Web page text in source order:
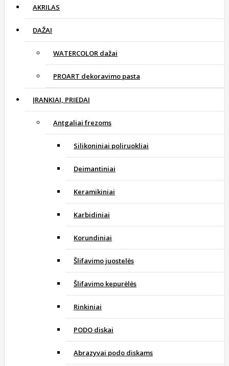
AKRILAS
DAŽAI
WATERCOLOR dažai
PROART dekoravimo pasta
ĮRANKIAI, PRIEDAI
Antgaliai frezoms
Silikoniniai poliruokliai
Deimantiniai
Keramikiniai
Karbidiniai
Korundiniai
Šlifavimo juostelės
Šlifavimo kepurėlės
Rinkiniai
PODO diskai
Abrazyvai podo diskams